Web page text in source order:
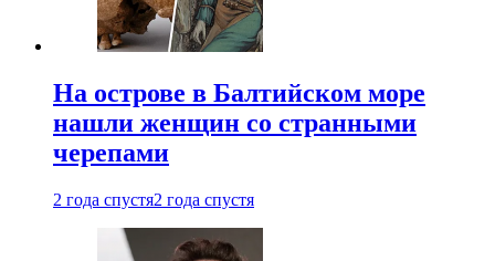
На острове в Балтийском море
нашли женщин со странными
черепами
2 года спустя2 года спустя